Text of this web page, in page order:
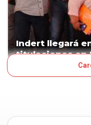
Indert llegará
titulaciones en